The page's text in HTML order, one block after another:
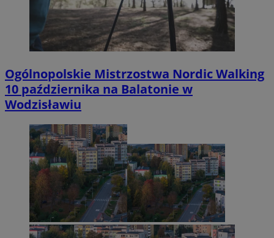
Ogólnopolskie Mistrzostwa Nordic Walking
10 października na Balatonie w
Wodzisławiu